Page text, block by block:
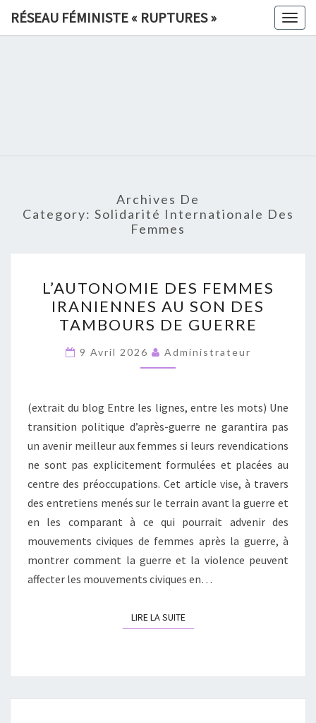
RÉSEAU FÉMINISTE « RUPTURES »
»
Archives De
Category: Solidarité Internationale Des
Femmes
DES
FEMMES
IRANIENNES
AU
SON
TAMBOURS
DE
GUERRE
L’AUTONOMIE DES FEMMES
IRANIENNES AU SON DES
TAMBOURS DE GUERRE
9 Avril 2026 Administrateur
(extrait du blog Entre les lignes, entre les mots) Une
transition politique d’après-guerre ne garantira pas
un avenir meilleur aux femmes si leurs revendications
ne sont pas explicitement formulées et placées au
centre des préoccupations. Cet article vise, à travers
des entretiens menés sur le terrain avant la guerre et
en les comparant à ce qui pourrait advenir des
mouvements civiques de femmes après la guerre, à
montrer comment la guerre et la violence peuvent
affecter les mouvements civiques en…
LIRE LA SUITELIRE LA SUITE